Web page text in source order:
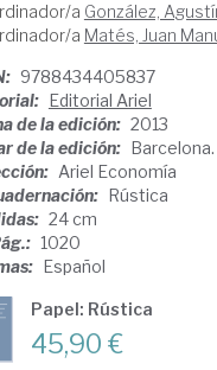
a González,
a Matés, Juan
9788434405837
Editorial Ariel
de la edición: 2013
de la edición:
Ariel Economía
Rústica
24 cm
1020
Español
Papel: Rústica
45,90 €